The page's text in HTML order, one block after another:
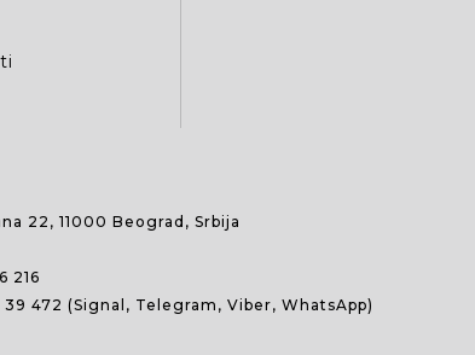
22, 11000 Beograd, Srbija
216
39 472 (Signal, Telegram, Viber, WhatsApp)